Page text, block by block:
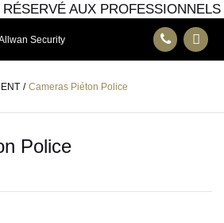
AUX PROFESSIONNELS
/ Cameras Piéton Police
Police